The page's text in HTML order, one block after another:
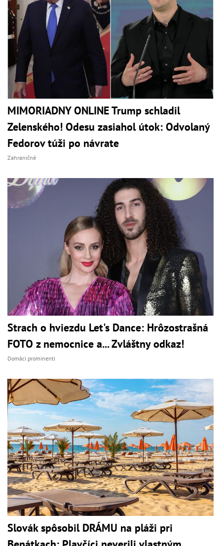
MIMORIADNY ONLINE Trump schladil
Zelenského! Odesu zasiahol útok: Odvolaný
Fedorov túži po návrate
Zahraničné
Strach o hviezdu Let's Dance: Hrôzostrašná
FOTO z nemocnice a... Zvláštny odkaz!
Domáci prominenti
Slovák spôsobil DRÁMU na pláži pri